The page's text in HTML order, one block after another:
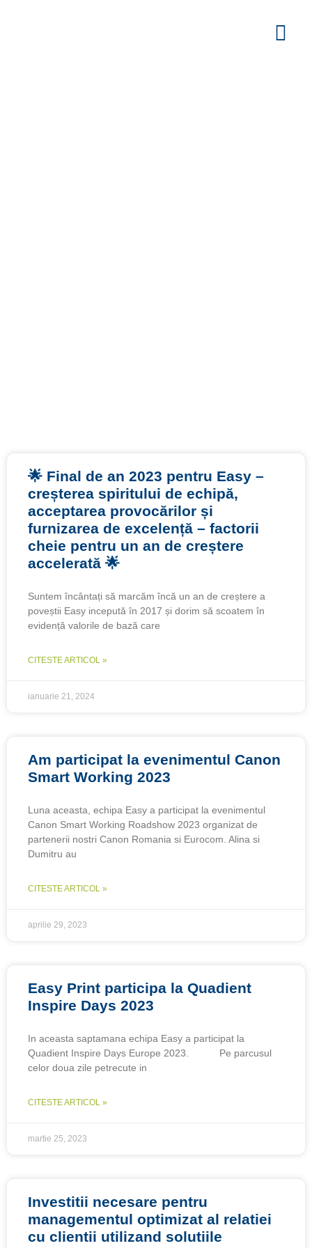
🌟 Final de an 2023 pentru Easy –
creșterea spiritului de echipă,
acceptarea provocărilor și
furnizarea de excelență – factorii
cheie pentru un an de creștere
accelerată 🌟
Suntem încântați să marcăm încă un an de creștere a
poveștii Easy incepută în 2017 și dorim să scoatem în
evidență valorile de bază care
CITESTE ARTICOL »
ianuarie 21, 2024
Am participat la evenimentul Canon
Smart Working 2023
Luna aceasta, echipa Easy a participat la evenimentul
Canon Smart Working Roadshow 2023 organizat de
partenerii nostri Canon Romania si Eurocom. Alina si
Dumitru au
CITESTE ARTICOL »
aprilie 29, 2023
Easy Print participa la Quadient
Inspire Days 2023
In aceasta saptamana echipa Easy a participat la
Quadient Inspire Days Europe 2023. Pe parcusul
celor doua zile petrecute in
CITESTE ARTICOL »
martie 25, 2023
Investitii necesare pentru
managementul optimizat al relatiei
cu clientii utilizand solutiile